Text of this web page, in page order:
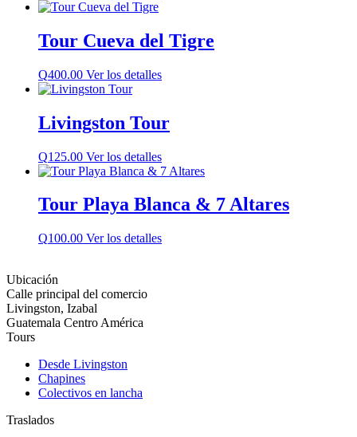
Tour Cueva del Tigre
Q400.00 Ver los detalles
Livingston Tour
Q125.00 Ver los detalles
Tour Playa Blanca & 7 Altares
Q100.00 Ver los detalles
Ubicación
Calle principal del comercio
Livingston, Izabal
Guatemala Centro América
Tours
Desde Livingston
Chapines
Colectivos en lancha
Traslados